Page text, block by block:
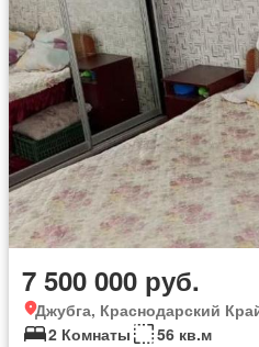
7 500 000 руб.
Джубга, Краснодарский
2 Комнаты
56 кв.м